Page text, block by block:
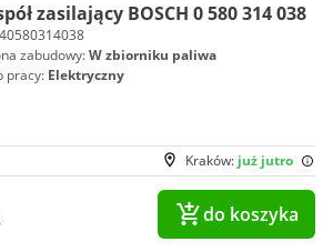
zasilający BOSCH 0 580 314 038
zabudowy:W zbiorniku paliwa
pracy: Elektryczny
Kraków: już jutro
do koszyka